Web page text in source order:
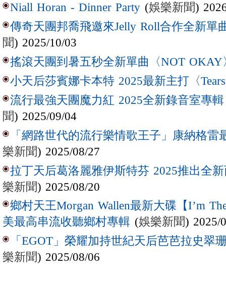
Niall Horan - Dinner Party (娛樂新聞)
傳奇天團邦喬飛邀來Jelly Roll合作全新單
聞) 2025/10/03
搖滾天團到暑五秒全新單曲〈NOT OKAY
小天后莎賓娜卡本特 2025最新主打〈
流行最強天團魔力紅 2025全新錄音室專
聞) 2025/09/04
「網路世代的流行樂情歌王子」康納格雷
樂新聞) 2025/08/27
拉丁天后葛洛麗雅伊斯特芬 2025推出全新
樂新聞) 2025/08/20
鄉村天王Morgan Wallen最新大碟【I’m
美最高串流收聽鄉村專輯 (娛樂新聞) 2025/
「EGOT」榮耀加持世紀天后芭芭拉史翠
樂新聞) 2025/08/06